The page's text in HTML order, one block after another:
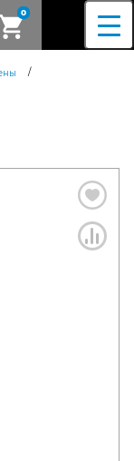
0
/